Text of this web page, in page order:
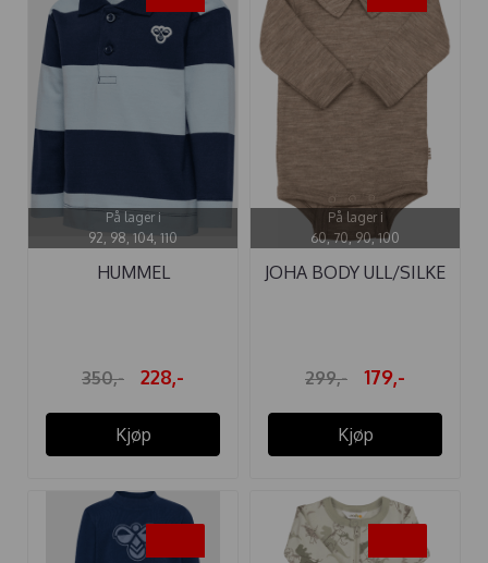
På lager i
92, 98, 104, 110
HUMMEL
350,- 228,-
Kjøp
På lager i
60, 70, 90, 100
JOHA BODY ULL/SILKE
299,- 179,-
Kjøp